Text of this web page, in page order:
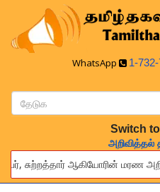
WhatsApp 1-
Switch
அறிவித்தல்
சுற்றத்தார் ஆகியோரின் மரண